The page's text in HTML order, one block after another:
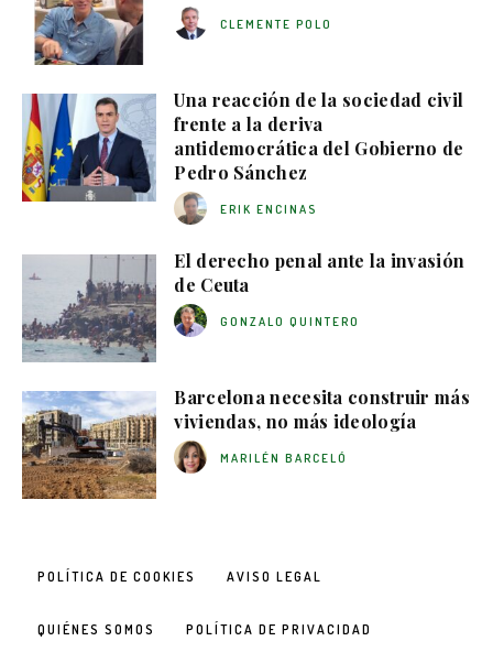
CLEMENTE POLO
Una reacción de la sociedad civil
frente a la deriva
antidemocrática del Gobierno de
Pedro Sánchez
ERIK ENCINAS
El derecho penal ante la invasión
de Ceuta
GONZALO QUINTERO
Barcelona necesita construir más
viviendas, no más ideología
MARILÉN BARCELÓ
POLÍTICA DE COOKIES AVISO LEGAL
QUIÉNES SOMOS POLÍTICA DE PRIVACIDAD